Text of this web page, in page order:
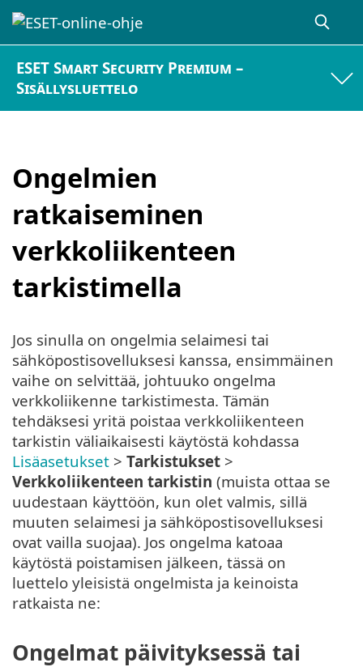
ESET Smart Security Premium –
Sisällysluettelo
Ongelmien
ratkaiseminen
verkkoliikenteen
tarkistimella
Jos sinulla on ongelmia selaimesi tai
sähköpostisovelluksesi kanssa, ensimmäinen
vaihe on selvittää, johtuuko ongelma
verkkoliikenne tarkistimesta. Tämän
tehdäksesi yritä poistaa verkkoliikenteen
tarkistin väliaikaisesti käytöstä kohdassa
Lisäasetukset > Tarkistukset >
Verkkoliikenteen tarkistin (muista ottaa se
uudestaan käyttöön, kun olet valmis, sillä
muuten selaimesi ja sähköpostisovelluksesi
ovat vailla suojaa). Jos ongelma katoaa
käytöstä poistamisen jälkeen, tässä on
luettelo yleisistä ongelmista ja keinoista
ratkaista ne:
Ongelmat päivityksessä tai